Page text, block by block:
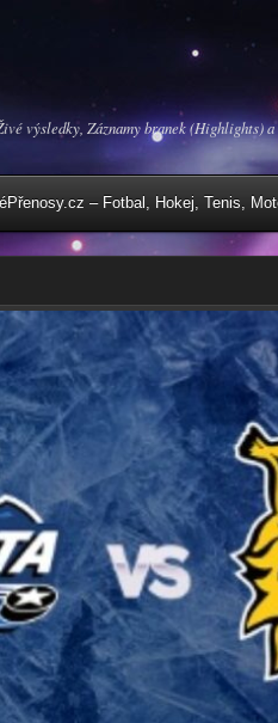
výsledky, Záznamy branek (Highlights) a
– Fotbal, Hokej, Tenis,